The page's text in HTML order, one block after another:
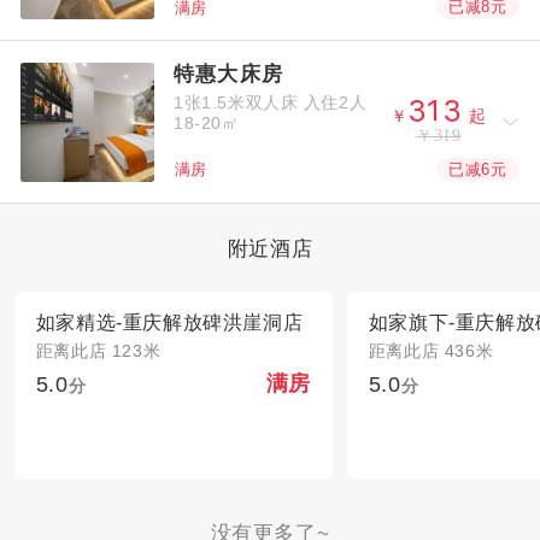
满房 已减8元
特惠大床房
1张1.5米双人床 入住2人
18-20㎡
￥   起
￥319
满房 已减6元
附近酒店
如家精选-重庆解放碑洪崖洞店
距离此店 123米
5.0分 满房
距离此店 436米
5.0分
没有更多了~